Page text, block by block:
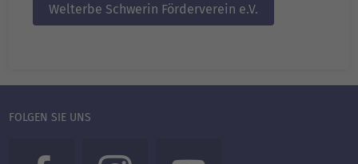
Welterbe Schwerin Förderverein e.V.
FOLGEN SIE UNS